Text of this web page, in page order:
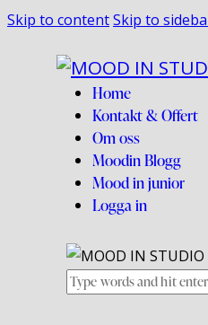
Skip to contentSkip to
Home
Kontakt & Offert
Om oss
Moodin Blogg
Mood in junior
Logga in